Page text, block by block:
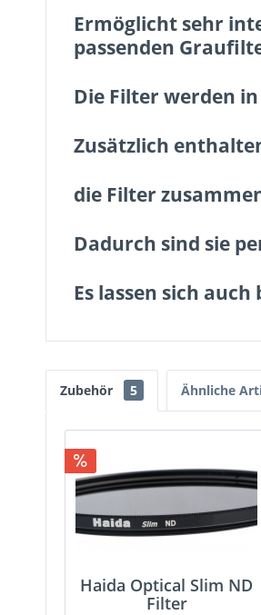
Ermöglicht sehr
passenden
Die Filter werden
Zusätzlich
die Filter
Dadurch sind sie
Es lassen sich
Zubehör 5 Ähnliche
Haida Optical Slim ND
Filter